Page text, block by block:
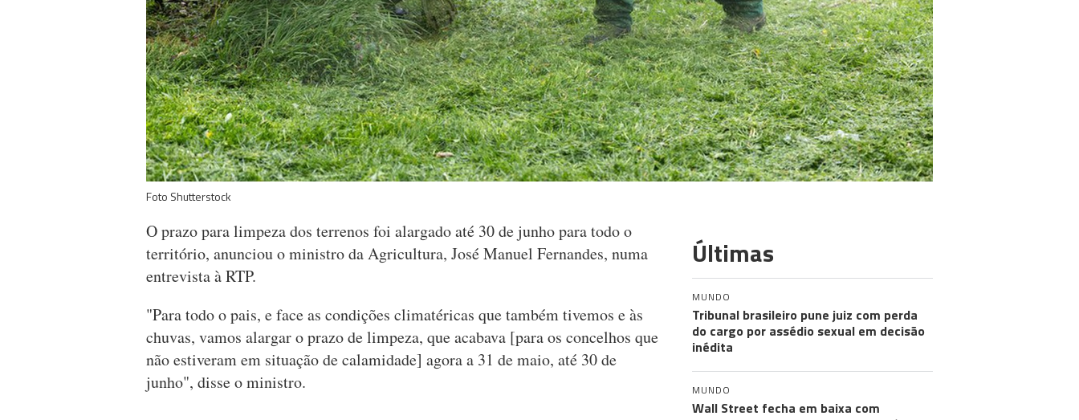
Foto Shutterstock
O prazo para limpeza dos terrenos foi alargado até 30 de junho para todo o
território, anunciou o ministro da Agricultura, José Manuel Fernandes, numa
entrevista à RTP.
"Para todo o pais, e face as condições climatéricas que também tivemos e às
chuvas, vamos alargar o prazo de limpeza, que acabava [para os concelhos que
não estiveram em situação de calamidade] agora a 31 de maio, até 30 de
junho", disse o ministro.
Últimas
MUNDO
Tribunal brasileiro pune juiz com perda
do cargo por assédio sexual em decisão
inédita
MUNDO
Wall Street fecha em baixa com